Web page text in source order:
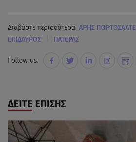
Διαβάστε περισσότερα: ΑΡΗΣ ΠΟΡΤΟΣΑΛΤΕ
ΕΠΙΔΑΥΡΟΣ ΠΑΤΕΡΑΣ
Follow us:
ΔΕΙΤΕ ΕΠΙΣΗΣ